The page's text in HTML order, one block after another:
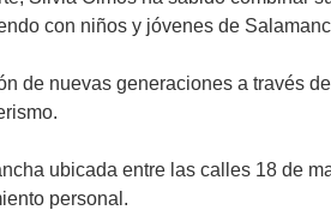
con niños y jóvenes de
de nuevas generaciones a través
ubicada entre las calles 18 de
personal.